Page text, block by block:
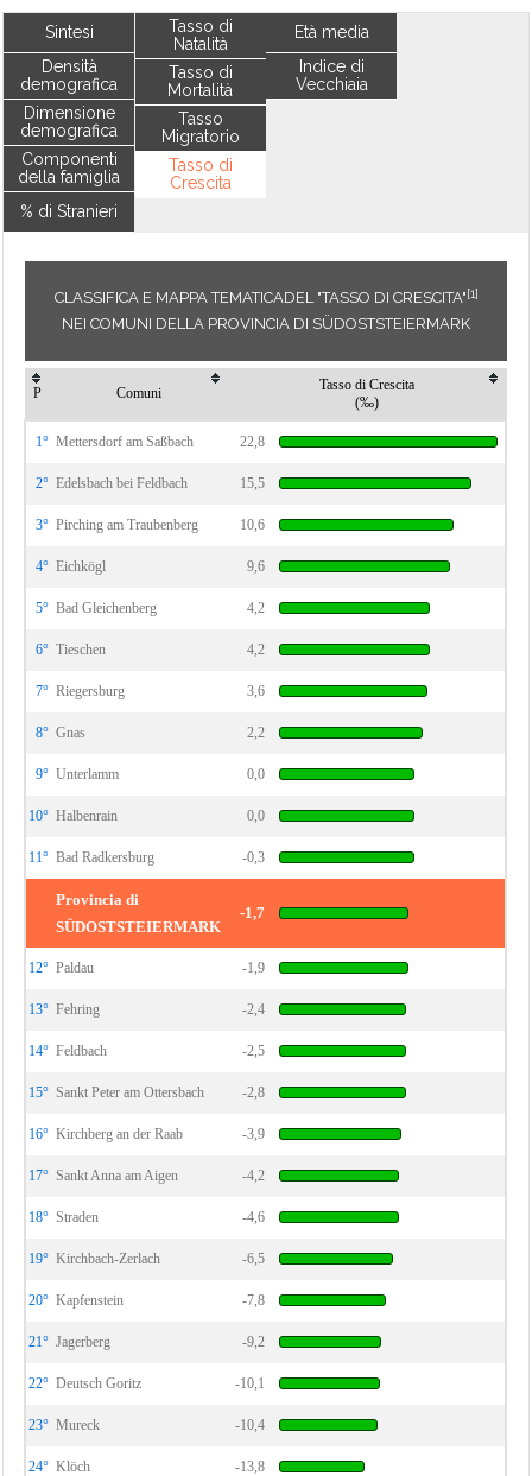
Sintesi
Densità
demografica
Dimensione
demografica
Componenti
della famiglia
% di Stranieri
Tasso di
Natalità
Tasso di
Mortalità
Tasso
Migratorio
Tasso di
Crescita
Età media
Indice di
Vecchiaia
CLASSIFICA E MAPPA TEMATICADEL "TASSO DI CRESCITA"[1]
NEI COMUNI DELLA PROVINCIA DI SÜDOSTSTEIERMARK
P Comuni
Tasso di Crescita
(‰)
1° Mettersdorf am Saßbach 22,8
2° Edelsbach bei Feldbach 15,5
3° Pirching am Traubenberg 10,6
4° Eichkögl 9,6
5° Bad Gleichenberg 4,2
6° Tieschen 4,2
7° Riegersburg 3,6
8° Gnas 2,2
9° Unterlamm 0,0
10° Halbenrain 0,0
11° Bad Radkersburg -0,3
Provincia di
SÜDOSTSTEIERMARK
-1,7
12° Paldau -1,9
13° Fehring -2,4
14° Feldbach -2,5
15° Sankt Peter am Ottersbach -2,8
16° Kirchberg an der Raab -3,9
17° Sankt Anna am Aigen -4,2
18° Straden -4,6
19° Kirchbach-Zerlach -6,5
20° Kapfenstein -7,8
21° Jagerberg -9,2
22° Deutsch Goritz -10,1
23° Mureck -10,4
24° Klöch -13,8